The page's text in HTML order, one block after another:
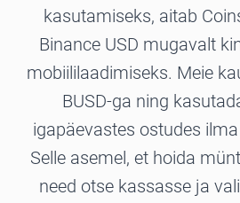
kasutamiseks, aitab
Binance USD mugavalt
mobiililaadimiseks. Meie
BUSD-ga ning
igapäevastes ostudes
Selle asemel, et hoida
need otse kassasse ja